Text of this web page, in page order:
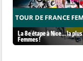
TOUR DE FRANCE
La 8e étape à Nice… la plus
Femmes !